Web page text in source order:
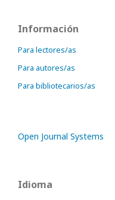
Información
Para lectores/as
Para autores/as
Para bibliotecarios/as
Open Journal Systems
Idioma